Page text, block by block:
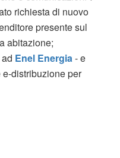
richiesta di nuovo
presente sul
abitazione;
Enel Energia - e
distribuzione per